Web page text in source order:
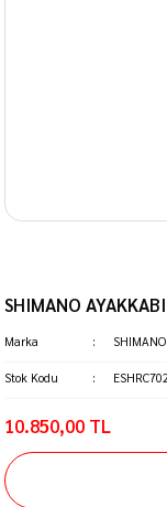
SHIMANO
Marka SHIMANO
Stok Kodu
10.850,00 TL